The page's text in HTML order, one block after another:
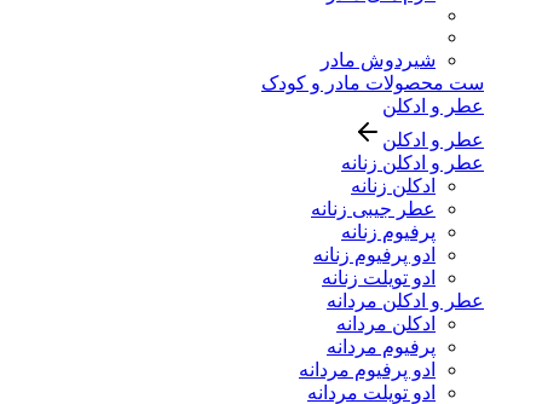
شیردوش مادر
ست محصولات مادر و کودک
عطر و ادکلن
عطر و ادکلن
عطر و ادکلن زنانه
ادکلن زنانه
عطر جیبی زنانه
پرفیوم زنانه
ادو پرفیوم زنانه
ادو تویلت زنانه
عطر و ادکلن مردانه
ادکلن مردانه
پرفیوم مردانه
ادو پرفیوم مردانه
ادو تویلت مردانه